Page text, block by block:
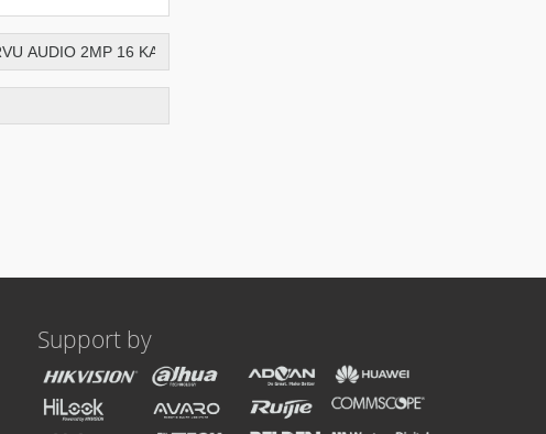
Support by